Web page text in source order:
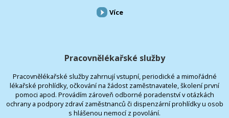
Více
Pracovnělékařské služby
Pracovnělékařské služby zahrnují vstupní, periodické a mimořádné
lékařské prohlídky, očkování na žádost zaměstnavatele, školení první
pomoci apod. Provádím zároveň odborné poradenství v otázkách
ochrany a podpory zdraví zaměstnanců či dispenzární prohlídky u osob
s hlášenou nemocí z povolání.